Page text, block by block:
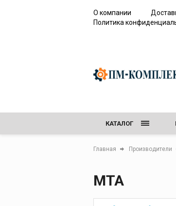
О компании
Политика
КАТАЛОГ
Главная Производители
MTA